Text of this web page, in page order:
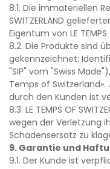
8.1. Die immateriellen
SWITZERLAND
Eigentum von LE TEMPS
8.2. Die Produkte sind
gekennzeichnet:
"SIP" vom "Swiss
Temps of
durch den Kunden ist
8.3. LE TEMPS OF
wegen der Verletzung
Schadensersatz zu
9. Garantie und
9.1. Der Kunde ist